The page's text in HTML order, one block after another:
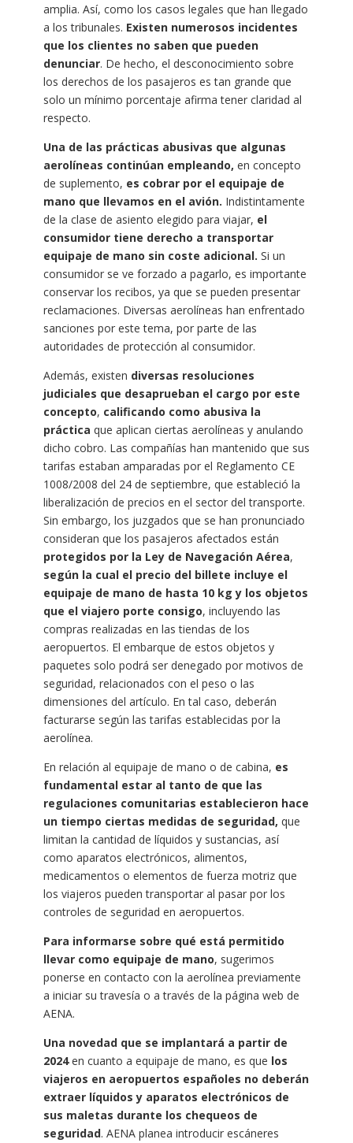
amplia. Así, como los casos legales que han llegado
a los tribunales. Existen numerosos incidentes
que los clientes no saben que pueden
denunciar. De hecho, el desconocimiento sobre
los derechos de los pasajeros es tan grande que
solo un mínimo porcentaje afirma tener claridad al
respecto.
Una de las prácticas abusivas que algunas
aerolíneas continúan empleando, en concepto
de suplemento, es cobrar por el equipaje de
mano que llevamos en el avión. Indistintamente
de la clase de asiento elegido para viajar, el
consumidor tiene derecho a transportar
equipaje de mano sin coste adicional. Si un
consumidor se ve forzado a pagarlo, es importante
conservar los recibos, ya que se pueden presentar
reclamaciones. Diversas aerolíneas han enfrentado
sanciones por este tema, por parte de las
autoridades de protección al consumidor.
Además, existen diversas resoluciones
judiciales que desaprueban el cargo por este
concepto, calificando como abusiva la
práctica que aplican ciertas aerolíneas y anulando
dicho cobro. Las compañías han mantenido que sus
tarifas estaban amparadas por el Reglamento CE
1008/2008 del 24 de septiembre, que estableció la
liberalización de precios en el sector del transporte.
Sin embargo, los juzgados que se han pronunciado
consideran que los pasajeros afectados están
protegidos por la Ley de Navegación Aérea,
según la cual el precio del billete incluye el
equipaje de mano de hasta 10 kg y los objetos
que el viajero porte consigo, incluyendo las
compras realizadas en las tiendas de los
aeropuertos. El embarque de estos objetos y
paquetes solo podrá ser denegado por motivos de
seguridad, relacionados con el peso o las
dimensiones del artículo. En tal caso, deberán
facturarse según las tarifas establecidas por la
aerolínea.
En relación al equipaje de mano o de cabina, es
fundamental estar al tanto de que las
regulaciones comunitarias establecieron hace
un tiempo ciertas medidas de seguridad, que
limitan la cantidad de líquidos y sustancias, así
como aparatos electrónicos, alimentos,
medicamentos o elementos de fuerza motriz que
los viajeros pueden transportar al pasar por los
controles de seguridad en aeropuertos.
Para informarse sobre qué está permitido
llevar como equipaje de mano, sugerimos
ponerse en contacto con la aerolínea previamente
a iniciar su travesía o a través de la página web de
AENA.
Una novedad que se implantará a partir de
2024en cuanto a equipaje de mano, es que los
viajeros en aeropuertos españoles no deberán
extraer líquidos y aparatos electrónicos de
sus maletas durante los chequeos de
seguridad. AENA planea introducir escáneres